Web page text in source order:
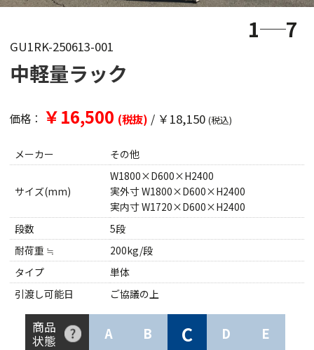
1 7
GU1RK-250613-001
中軽量ラック
価格： ￥16,500 (税抜) / ￥18,150 (税込)
メーカー その他
サイズ(mm)
W1800×D600×H2400
実外寸 W1800×D600×H2400
実内寸 W1720×D600×H2400
段数
5段
耐荷重 ≒
200kg/段
タイプ
単体
引渡し可能日
ご協議の上
商品
状態
A B C D E